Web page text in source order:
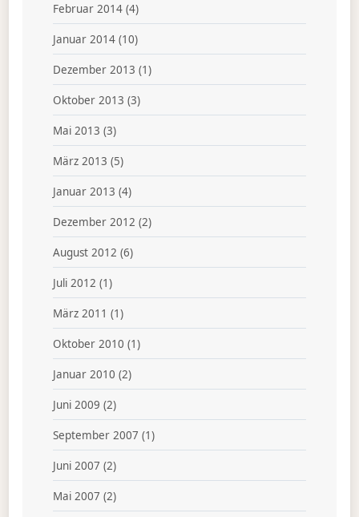
Februar 2014(4)
Januar 2014(10)
Dezember 2013 (1)
Oktober 2013 (3)
Mai 2013 (3)
März 2013 (5)
Januar 2013 (4)
Dezember 2012 (2)
August 2012 (6)
Juli 2012 (1)
März 2011 (1)
Oktober 2010 (1)
Januar 2010 (2)
Juni 2009 (2)
September 2007 (1)
Juni 2007 (2)
Mai 2007 (2)